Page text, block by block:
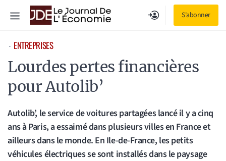
S'abonner
Menu
⋅ ENTREPRISES
Lourdes pertes financières
pour Autolib’
Autolib’, le service de voitures partagées lancé il y a cinq
ans à Paris, a essaimé dans plusieurs villes en France et
ailleurs dans le monde. En Ile-de-France, les petits
véhicules électriques se sont installés dans le paysage